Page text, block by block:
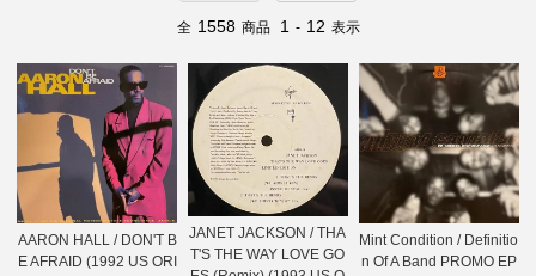
全 1558 商品 1 - 12 表示
AARON HALL / DON'T B
E AFRAID (1992 US ORI
JANET JACKSON / THA
T'S THE WAY LOVE GO
Mint Condition / Definitio
n Of A Band PROMO EP